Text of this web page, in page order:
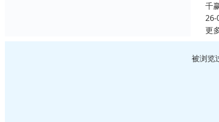
千
26-
更
被浏览